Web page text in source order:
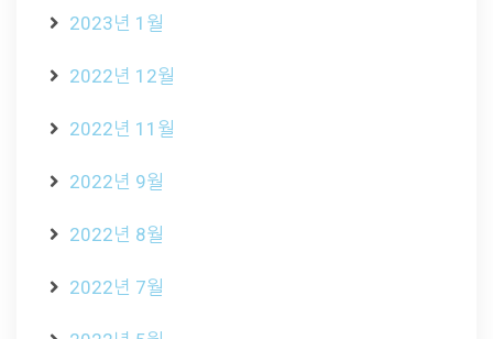
2023년 1월
2022년 12월
2022년 11월
2022년 9월
2022년 8월
2022년 7월